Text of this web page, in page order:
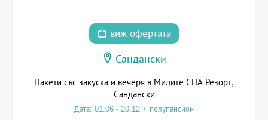
виж офертата
Сандански
Пакети със закуска и вечеря в Мидите СПА Резорт,
Сандански
Дата: 01.06 - 20.12 + полупансион